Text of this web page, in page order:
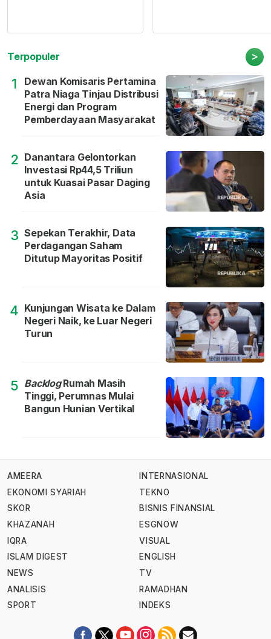
Terpopuler >
1
Dewan Komisaris Pertamina
Patra Niaga Tinjau Distribusi
Energi dan Program
Pemberdayaan Masyarakat
2 Danantara Gelontorkan
Investasi Rp44,5 Triliun
untuk Kuasai Pasar Daging
Asia
3 Sepekan Terakhir, Data
Perdagangan Saham
Ditutup Mayoritas Positif
4 Kunjungan Wisata ke Dalam
Negeri Naik, ke Luar Negeri
Turun
5 BacklogRumah Masih
Tinggi, Perumnas Mulai
Bangun Hunian Vertikal
AMEERA
EKONOMI SYARIAH
SKOR
KHAZANAH
IQRA
ISLAM DIGEST
NEWS
ANALISIS
SPORT
INTERNASIONAL
TEKNO
BISNIS FINANSIAL
ESGNOW
VISUAL
ENGLISH
TV
RAMADHAN
INDEKS